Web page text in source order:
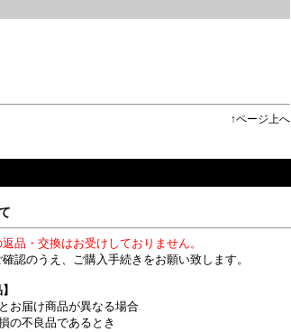
↑ページ上へ
品・交換はお受けしておりません。
認のうえ、ご購入手続きをお願い致します。
お届け商品が異なる場合
の不良品であるとき